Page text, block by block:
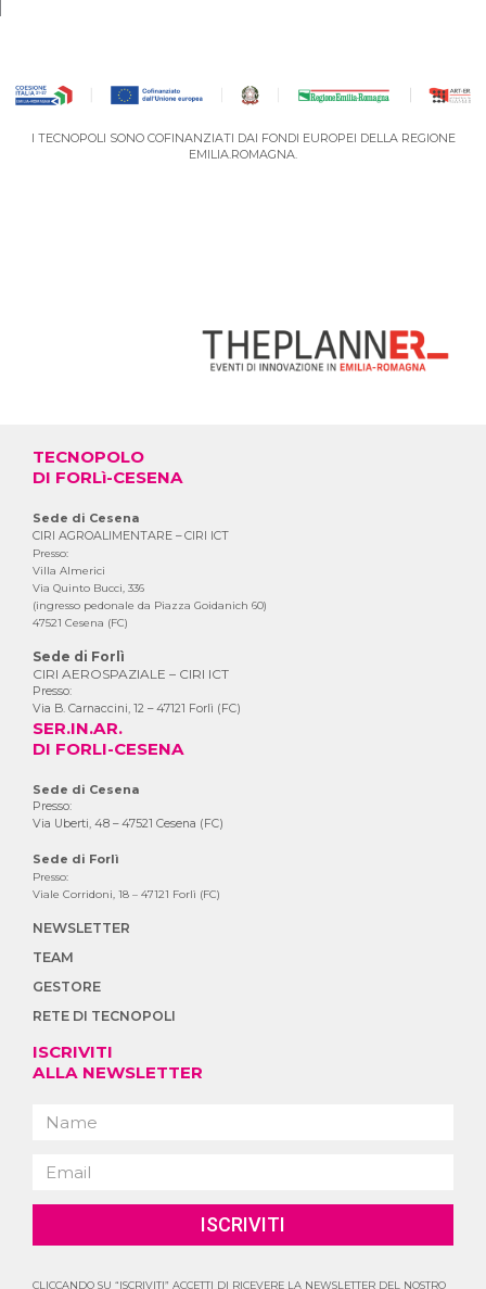
I TECNOPOLI SONO COFINANZIATI DAI FONDI EUROPEI DELLA REGIONE
EMILIA.ROMAGNA.
TECNOPOLO
DI FORLì-CESENA
Sede di Cesena
CIRI AGROALIMENTARE – CIRI ICT
Presso:
Villa Almerici
Via Quinto Bucci, 336
(ingresso pedonale da Piazza Goidanich 60)
47521 Cesena (FC)
Sede di Forlì
CIRI AEROSPAZIALE – CIRI ICT
Presso:
Via B. Carnaccini, 12 – 47121 Forlì (FC)
SER.IN.AR.
DI FORLI-CESENA
Sede di Cesena
Presso:
Via Uberti, 48 – 47521 Cesena (FC)
Sede di Forlì
Presso:
Viale Corridoni, 18 – 47121 Forlì (FC)
NEWSLETTER
TEAM
GESTORE
RETE DI TECNOPOLI
ISCRIVITI
ALLA NEWSLETTER
ISCRIVITI
CLICCANDO SU “ISCRIVITI” ACCETTI DI RICEVERE LA NEWSLETTER DEL NOSTRO